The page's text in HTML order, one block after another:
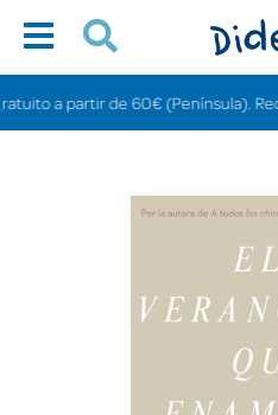
a partir de 60€ (Península).